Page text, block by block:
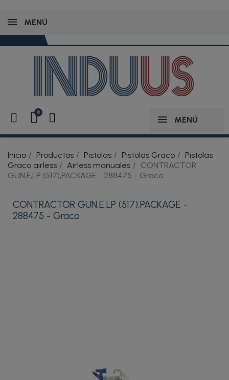
MENÚ
MENÚ
Inicio Productos Pistolas Pistolas Graco
Pistolas
Graco airless
Airless manuales
CONTRACTOR
GUN,E,LP (517),PACKAGE - 288475 - Graco
CONTRACTOR GUN,E,LP (517),PACKAGE -
288475 - Graco